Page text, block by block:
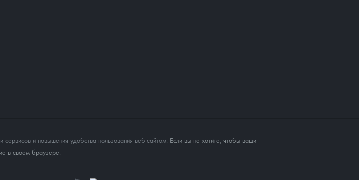
и повышения удобства пользования веб-сайтом . Если вы не хотите, чтобы ваши
в своём браузере.